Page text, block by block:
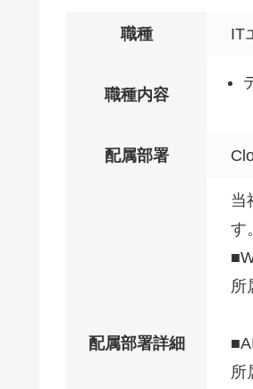
職種 IT
職種内容
配属部署
配属部署詳細
当
す。
所
所